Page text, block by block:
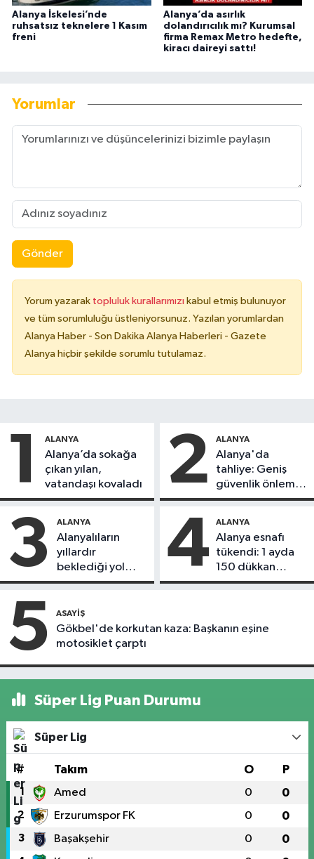
Alanya İskelesi’nde
ruhsatsız teknelere 1 Kasım
freni
Alanya’da asırlık
dolandırıcılık mı? Kurumsal
firma Remax Metro hedefte,
kiracı daireyi sattı!
Yorumlar
Gönder
Yorum yazarak topluluk kurallarımızı kabul etmiş bulunuyor
ve tüm sorumluluğu üstleniyorsunuz. Yazılan yorumlardan
Alanya Haber - Son Dakika Alanya Haberleri - Gazete
Alanya hiçbir şekilde sorumlu tutulamaz.
1 ALANYA
Alanya’da sokağa
çıkan yılan,
vatandaşı kovaladı
2 ALANYA
Alanya'da
tahliye: Geniş
güvenlik önlemi
alındı
3 ALANYA
Alanyalıların
yıllardır
beklediği yol
askıdan döndü
4 ALANYA
Alanya esnafı
tükendi: 1 ayda
150 dükkan
kapandı
5 ASAYIŞ
Gökbel'de korkutan kaza: Başkanın eşine
motosiklet çarptı
Süper Lig Puan Durumu
Süper Lig
# Takım O P
1 Amed 0 0
2 Erzurumspor FK 0 0
3 Başakşehir 0 0